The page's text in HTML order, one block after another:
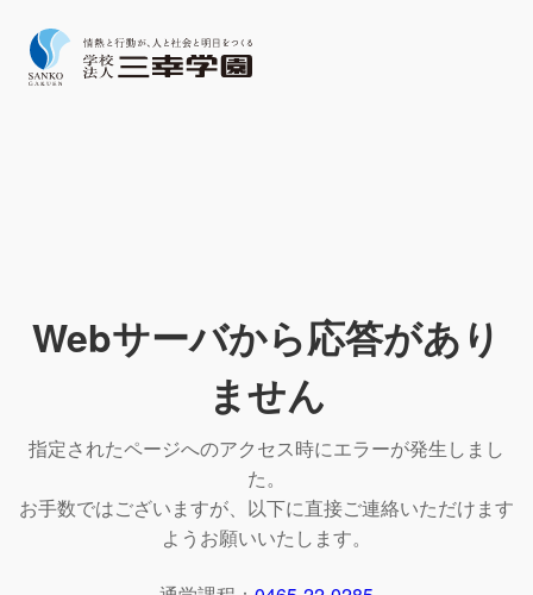
Webサーバから応答があり
ません
指定されたページへのアクセス時にエラーが発生しまし
た。
お手数ではございますが、以下に直接ご連絡いただけます
ようお願いいたします。